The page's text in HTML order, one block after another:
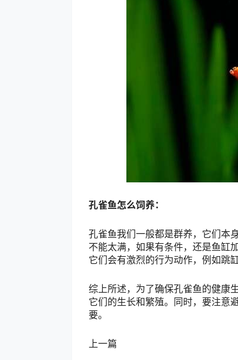
孔雀鱼怎么饲养：
孔雀鱼我们一般都是群养，它们本
不能太满，如果有条件，还是鱼缸
它们会有激烈的行为动作，例如跳缸
综上所述，为了确保孔雀鱼的健康
它们的生长和繁殖。同时，要注意
要。
上一篇